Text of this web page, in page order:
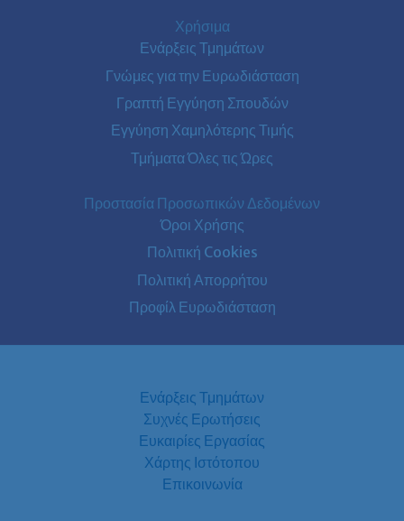
Χρήσιμα
Ενάρξεις Τμημάτων
Γνώμες για την Ευρωδιάσταση
Γραπτή Εγγύηση Σπουδών
Εγγύηση Χαμηλότερης Τιμής
Τμήματα Όλες τις Ώρες
Προστασία Προσωπικών Δεδομένων
Όροι Χρήσης
Πολιτική Cookies
Πολιτική Απορρήτου
Προφίλ Ευρωδιάσταση
Ενάρξεις Τμημάτων
Συχνές Ερωτήσεις
Ευκαιρίες Εργασίας
Χάρτης Ιστότοπου
Επικοινωνία